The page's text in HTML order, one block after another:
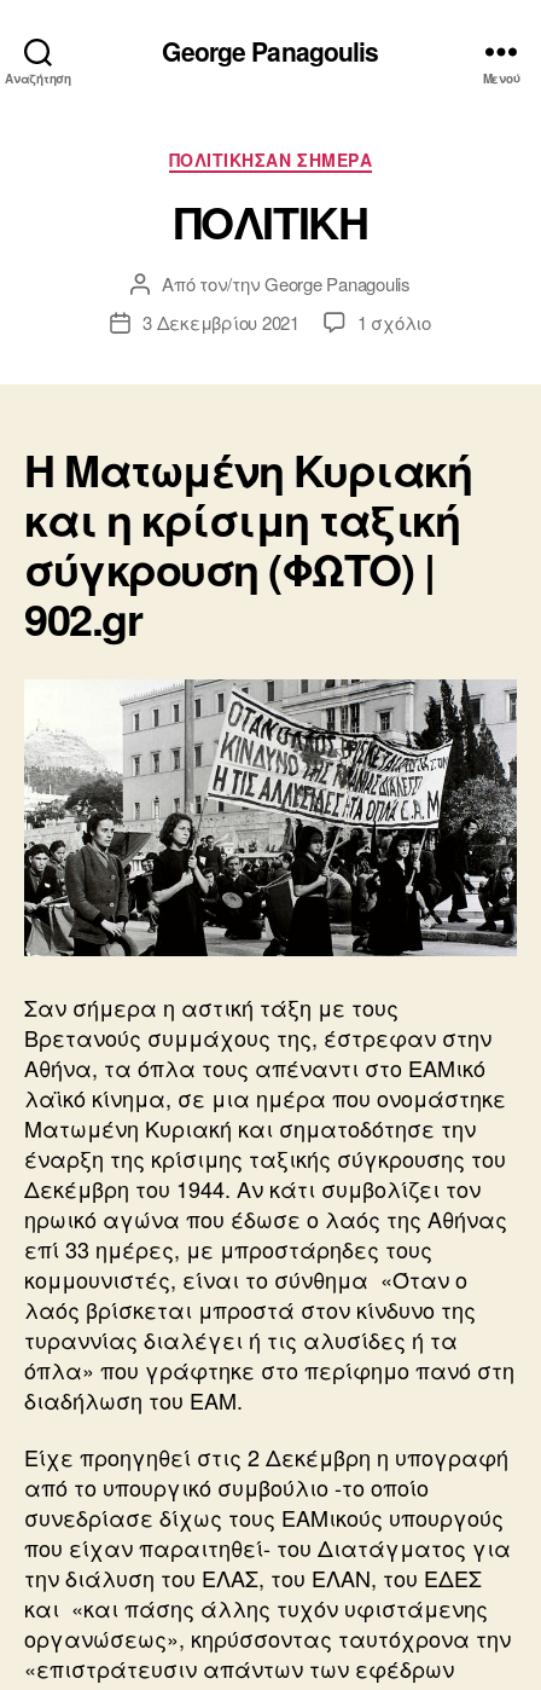
Αναζήτηση
George Panagoulis
Μενού
Κατηγορίες
ΠΟΛΙΤΙΚΗΣΑΝ ΣΗΜΕΡΑ
ΠΟΛΙΤΙΚΗ
Συντάκτης
άρθρου
Από τον/τηνGeorge Panagoulis
Ημ.3 Δεκεμβρίου 2021 1 σχόλιοστο
Η Ματωμένη Κυριακή
και η κρίσιμη ταξική
σύγκρουση (ΦΩΤΟ) |
902.gr
Σαν σήμερα η αστική τάξη με τους
Βρετανούς συμμάχους της, έστρεφαν στην
Αθήνα, τα όπλα τους απέναντι στο ΕΑΜικό
λαϊκό κίνημα, σε μια ημέρα που ονομάστηκε
Ματωμένη Κυριακή και σηματοδότησε την
έναρξη της κρίσιμης ταξικής σύγκρουσης του
Δεκέμβρη του 1944. Αν κάτι συμβολίζει τον
ηρωικό αγώνα που έδωσε ο λαός της Αθήνας
επί 33 ημέρες, με μπροστάρηδες τους
κομμουνιστές, είναι το σύνθημα «Όταν ο
λαός βρίσκεται μπροστά στον κίνδυνο της
τυραννίας διαλέγει ή τις αλυσίδες ή τα
όπλα» που γράφτηκε στο περίφημο πανό στη
διαδήλωση του ΕΑΜ.
Είχε προηγηθεί στις 2 Δεκέμβρη η υπογραφή
από το υπουργικό συμβούλιο -το οποίο
συνεδρίασε δίχως τους ΕΑΜικούς υπουργούς
που είχαν παραιτηθεί- του Διατάγματος για
την διάλυση του ΕΛΑΣ, του ΕΛΑΝ, του ΕΔΕΣ
και «και πάσης άλλης τυχόν υφιστάμενης
οργανώσεως», κηρύσσοντας ταυτόχρονα την
«επιστράτευσιν απάντων των εφέδρων